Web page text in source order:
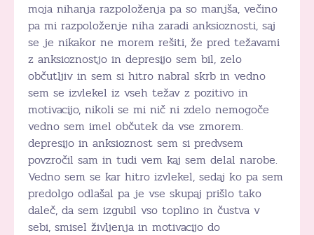
moja nihanja razpoloženja pa so manjša, večino
pa mi razpoloženje niha zaradi anksioznosti, saj
se je nikakor ne morem rešiti, že pred težavami
z anksioznostjo in depresijo sem bil, zelo
občutljiv in sem si hitro nabral skrb in vedno
sem se izvlekel iz vseh težav z pozitivo in
motivacijo, nikoli se mi nič ni zdelo nemogoče
vedno sem imel občutek da vse zmorem.
depresijo in anksioznost sem si predvsem
povzročil sam in tudi vem kaj sem delal narobe.
Vedno sem se kar hitro izvlekel, sedaj ko pa sem
predolgo odlašal pa je vse skupaj prišlo tako
daleč, da sem izgubil vso toplino in čustva v
sebi, smisel življenja in motivacijo do